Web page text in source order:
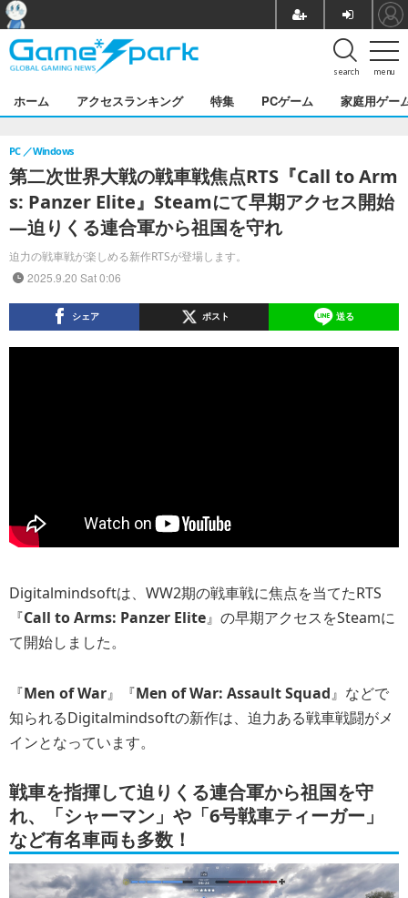
menu
search
ホーム アクセスランキング 特集 PCゲーム 家庭用ゲー
第二次世界大戦の戦車戦焦点RTS『Call to Arm
s: Panzer Elite』Steamにて早期アクセス開始
―迫りくる連合軍から祖国を守れ
迫力の戦車戦が楽しめる新作RTSが登場します。
PC Windows
2025.9.20 Sat 0:06
シェア ポスト 送る
Digitalmindsoftは、WW2期の戦車戦に焦点を当てたRTS
『Call to Arms: Panzer Elite』の早期アクセスをSteamに
て開始しました。
『Men of War』『Men of War: Assault Squad』などで
知られるDigitalmindsoftの新作は、迫力ある戦車戦闘がメ
インとなっています。
戦車を指揮して迫りくる連合軍から祖国を守
れ、「シャーマン」や「6号戦車ティーガー」
など有名車両も多数！